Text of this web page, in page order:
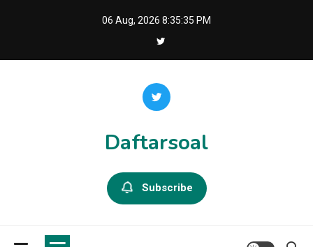
06 Aug, 2026 8:35:36 PM
Daftarsoal
Subscribe